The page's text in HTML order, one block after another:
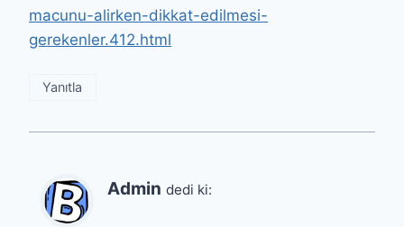
macunu-alirken-dikkat-edilmesi-
gerekenler.412.html
Yanıtla
Admin dedi ki: